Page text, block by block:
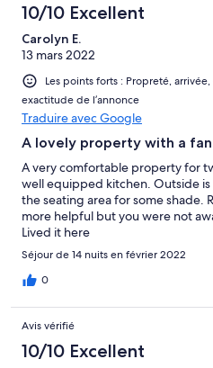
10/10 Excellent
Carolyn E.
13 mars 2022
Les points forts : Propreté,
exactitude de l’annonce
Traduire avec Google
A lovely property with a
A very comfortable property for
well equipped kitchen. Outside
the seating area for some shade.
more helpful but you were not
Lived it here
Séjour de 14 nuits en février 2022
0
Avis vérifié
10/10 Excellent